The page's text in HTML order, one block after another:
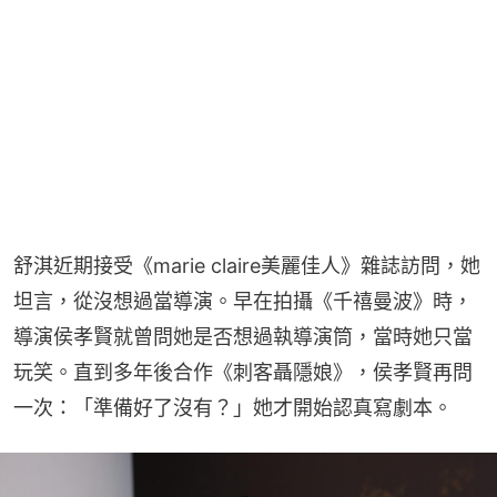
舒淇近期接受《marie claire美麗佳人》雜誌訪問，她
坦言，從沒想過當導演。早在拍攝《千禧曼波》時，
導演侯孝賢就曾問她是否想過執導演筒，當時她只當
玩笑。直到多年後合作《刺客聶隱娘》，侯孝賢再問
一次：「準備好了沒有？」她才開始認真寫劇本。